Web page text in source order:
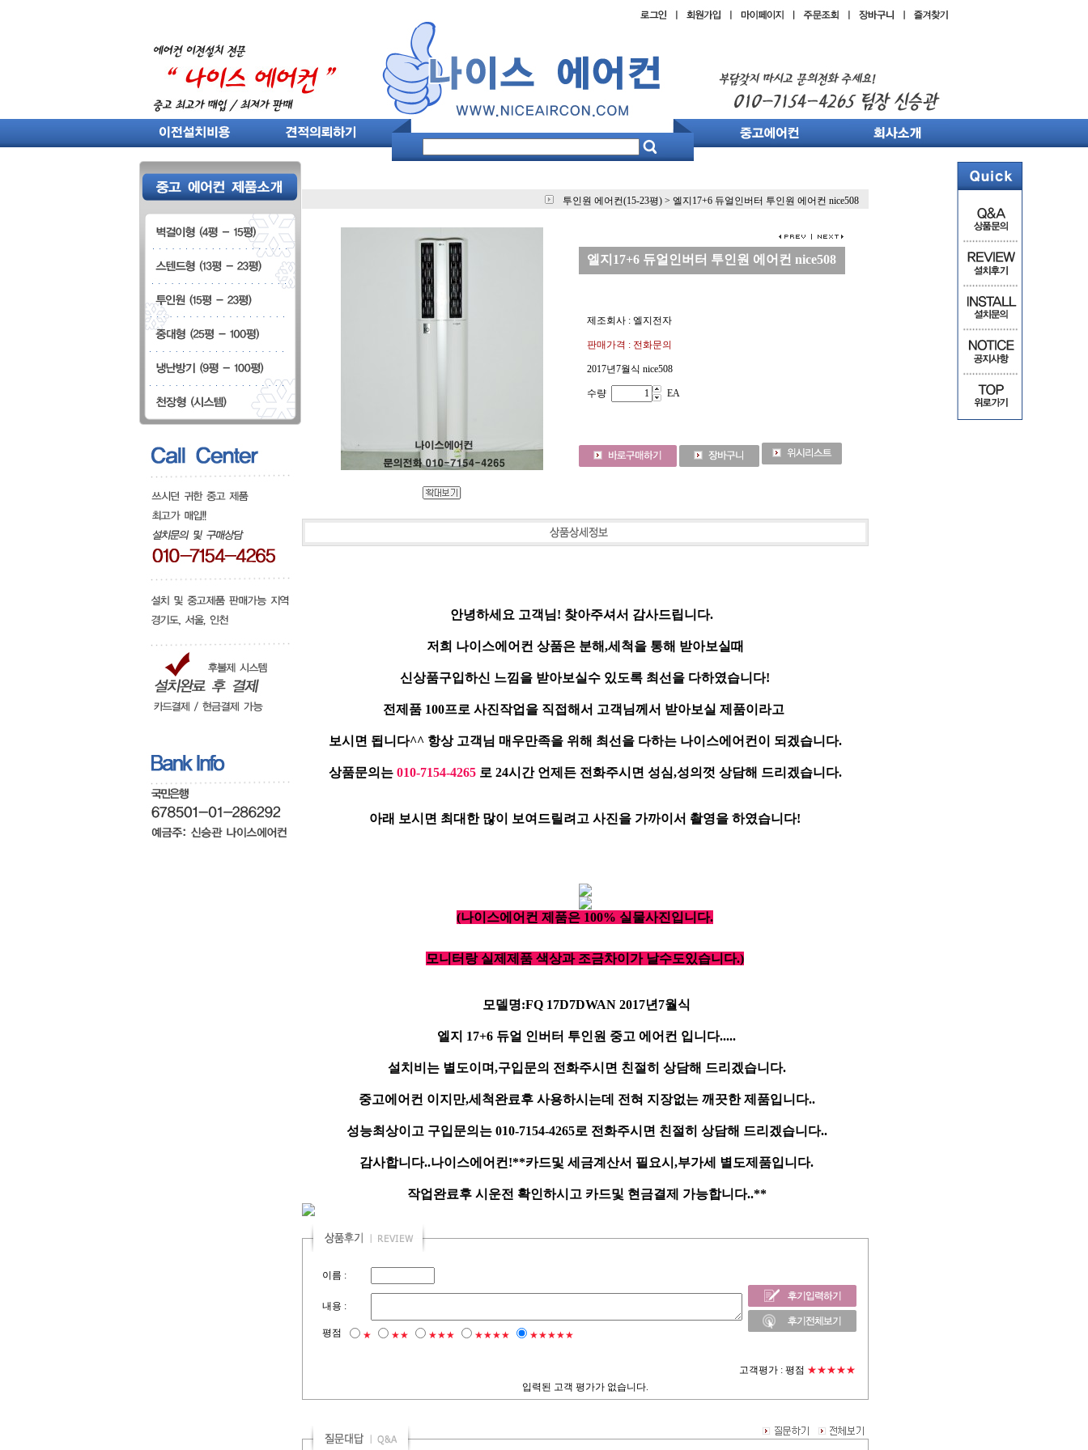
투인원 에어컨(15-23평) > 엘지17+6 듀얼인버터 투인원 에어컨 nice508
엘지17+6 듀얼인버터 투인원 에어컨 nice508
제조회사 : 엘지전자
판매가격 : 전화문의
2017년7월식 nice508
수량 EA
안녕하세요 고객님! 찾아주셔서 감사드립니다.
저희 나이스에어컨 상품은 분해,세척을 통해 받아보실때
신상품구입하신 느낌을 받아보실수 있도록 최선을 다하였습니다!
전제품 100프로 사진작업을 직접해서 고객님께서 받아보실 제품이라고
보시면 됩니다^^ 항상 고객님 매우만족을 위해 최선을 다하는 나이스에어컨이 되겠습니다.
상품문의는 010-7154-4265로 24시간 언제든 전화주시면 성심,성의껏 상담해 드리겠습니다.
아래 보시면 최대한 많이 보여드릴려고 사진을 가까이서 촬영을 하였습니다!
(나이스에어컨 제품은 100% 실물사진입니다.
모니터랑 실제제품 색상과 조금차이가 날수도있습니다.)
모델명:FQ 17D7DWAN 2017년7월식
엘지 17+6 듀얼 인버터 투인원 중고 에어컨 입니다.....
설치비는 별도이며,구입문의 전화주시면 친절히 상담해 드리겠습니다.
중고에어컨 이지만,세척완료후 사용하시는데 전혀 지장없는 깨끗한 제품입니다..
성능최상이고 구입문의는 010-7154-4265로 전화주시면 친절히 상담해 드리겠습니다..
감사합니다..나이스에어컨!**카드및 세금계산서 필요시,부가세 별도제품입니다.
작업완료후 시운전 확인하시고 카드및 현금결제 가능합니다..**
이름 :
내용 :
평점 ★ ★★ ★★★ ★★★★ ★★★★★
고객평가 : 평점 ★★★★★
입력된 고객 평가가 없습니다.